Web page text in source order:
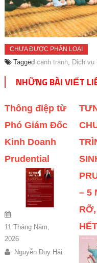
CHƯA ĐƯỢC PHÂN LOẠI
Tagged cạnh tranh, Dịch vụ
NHỮNG BÀI VIẾT
Thông điệp từ
Phó Giám Đốc
Kinh Doanh
Prudential
11 Tháng Năm,
2026
Nguyễn Duy Hải
– 5